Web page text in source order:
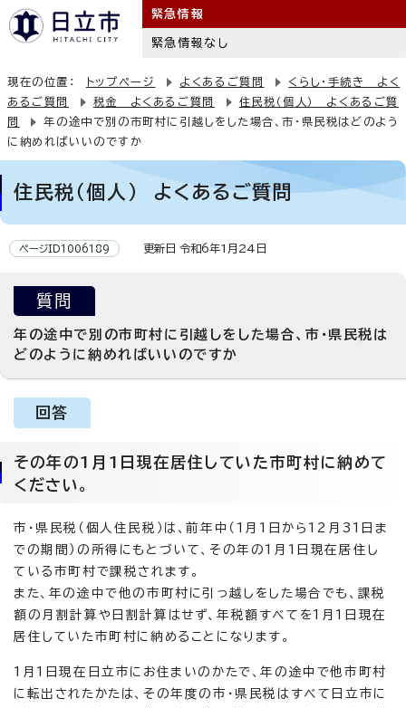
緊急情報
緊急情報なし
現在の位置： トップページ よくあるご質問
くらし・手続き よく
あるご質問
税金 よくあるご質問
住民税（個人） よくあるご質
問
年の途中で別の市町村に引越しをした場合、市・県民税はどのよう
に納めればいいのですか
住民税（個人） よくあるご質問
ページID1006189 更新日 令和6年1月24日
質問
年の途中で別の市町村に引越しをした場合、市・県民税は
どのように納めればいいのですか
回答
その年の1月1日現在居住していた市町村に納めて
ください。
市・県民税（個人住民税）は、前年中（1月1日から12月31日ま
での期間）の所得にもとづいて、その年の1月1日現在居住し
ている市町村で課税されます。
また、年の途中で他の市町村に引っ越しをした場合でも、課税
額の月割計算や日割計算はせず、年税額すべてを1月1日現在
居住していた市町村に納めることになります。
1月1日現在日立市にお住まいのかたで、年の途中で他市町村
に転出されたかたは、その年度の市・県民税はすべて日立市に